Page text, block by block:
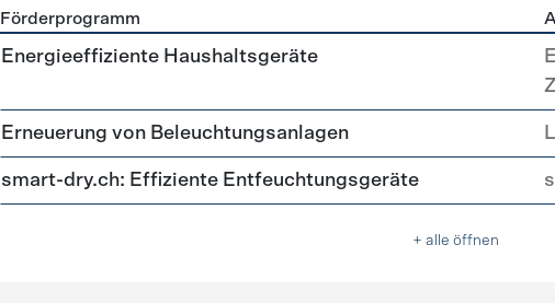
Förderprogramme Geräte, Beleuchtung
Förderprogramm
Energieeffiziente Haushaltsgeräte
Erneuerung von Beleuchtungsanlagen
smart-dry.ch: Effiziente Entfeuchtungsgeräte
+ alle öffnen